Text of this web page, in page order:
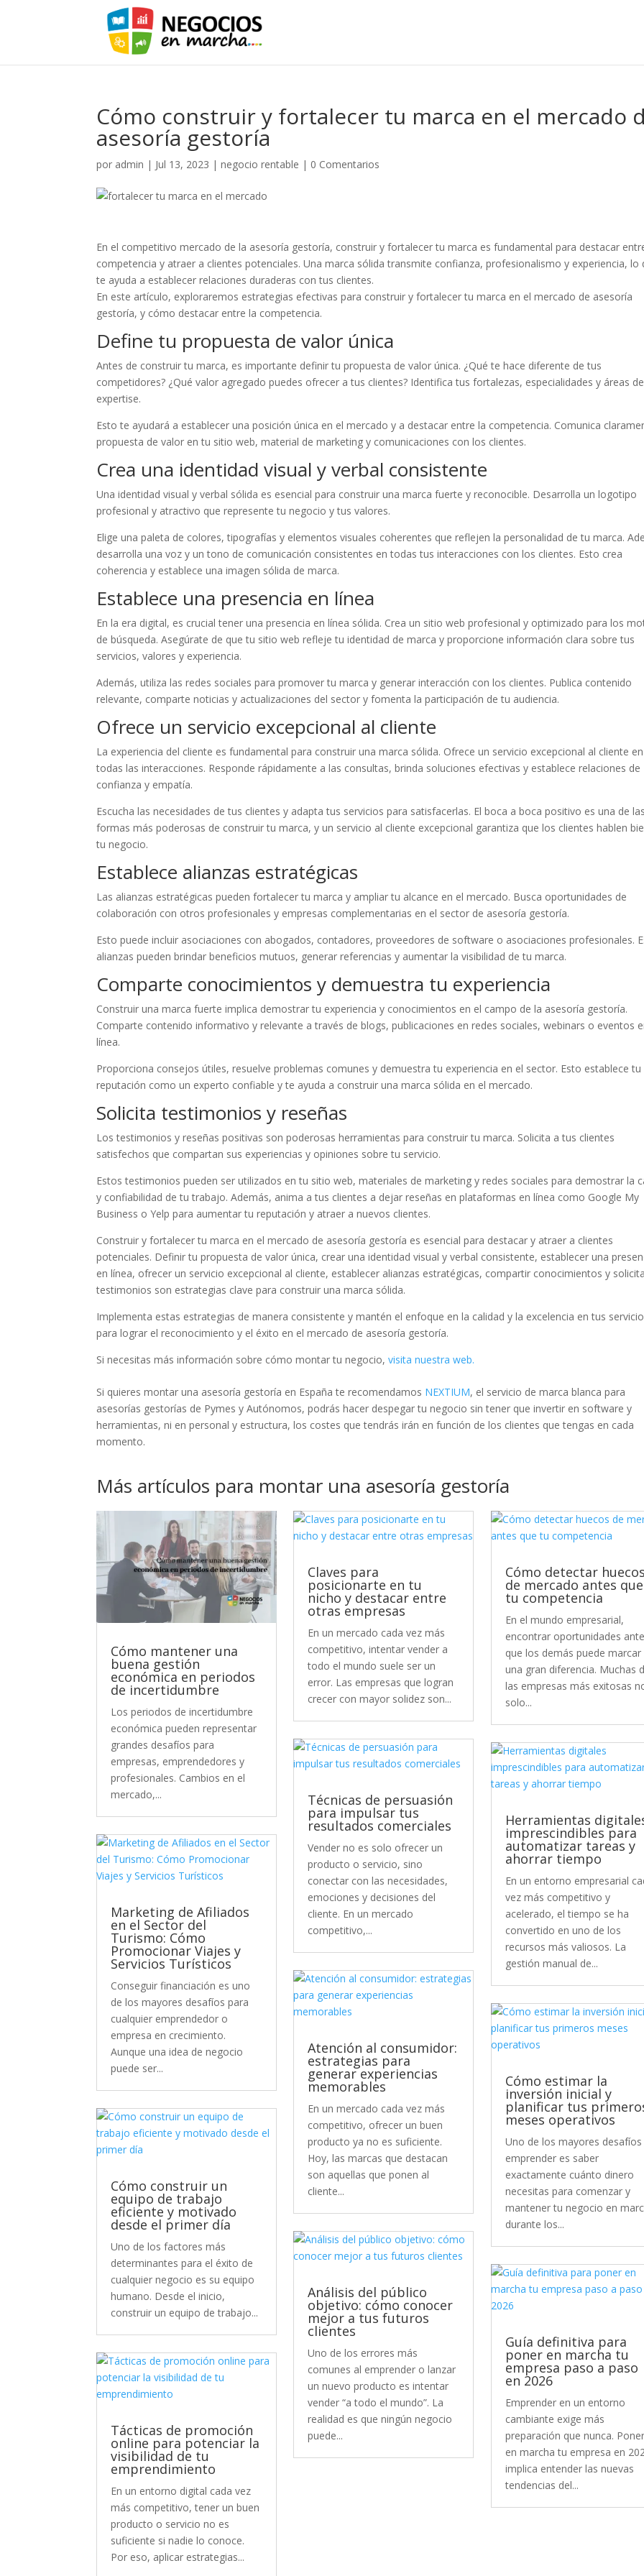
Cómo construir y fortalecer tu marca en el mercado
asesoría gestoría
por admin | Jul 13, 2023 |negocio rentable | 0 Comentarios
En el competitivo mercado de la asesoría gestoría, construir y fortalecer tu marca es fundamental para destacar
competencia y atraer a clientes potenciales. Una marca sólida transmite confianza, profesionalismo y experiencia, lo
te ayuda a establecer relaciones duraderas con tus clientes.
En este artículo, exploraremos estrategias efectivas para construir y fortalecer tu marca en el mercado de asesoría
gestoría, y cómo destacar entre la competencia.
Define tu propuesta de valor única
Antes de construir tu marca, es importante definir tu propuesta de valor única. ¿Qué te hace diferente de tus
competidores? ¿Qué valor agregado puedes ofrecer a tus clientes? Identifica tus fortalezas, especialidades y áreas de
expertise.
Esto te ayudará a establecer una posición única en el mercado y a destacar entre la competencia. Comunica
propuesta de valor en tu sitio web, material de marketing y comunicaciones con los clientes.
Crea una identidad visual y verbal consistente
Una identidad visual y verbal sólida es esencial para construir una marca fuerte y reconocible. Desarrolla un logotipo
profesional y atractivo que represente tu negocio y tus valores.
Elige una paleta de colores, tipografías y elementos visuales coherentes que reflejen la personalidad de tu marca.
desarrolla una voz y un tono de comunicación consistentes en todas tus interacciones con los clientes. Esto crea
coherencia y establece una imagen sólida de marca.
Establece una presencia en línea
En la era digital, es crucial tener una presencia en línea sólida. Crea un sitio web profesional y optimizado para los
de búsqueda. Asegúrate de que tu sitio web refleje tu identidad de marca y proporcione información clara sobre tus
servicios, valores y experiencia.
Además, utiliza las redes sociales para promover tu marca y generar interacción con los clientes. Publica contenido
relevante, comparte noticias y actualizaciones del sector y fomenta la participación de tu audiencia.
Ofrece un servicio excepcional al cliente
La experiencia del cliente es fundamental para construir una marca sólida. Ofrece un servicio excepcional al cliente en
todas las interacciones. Responde rápidamente a las consultas, brinda soluciones efectivas y establece relaciones de
confianza y empatía.
Escucha las necesidades de tus clientes y adapta tus servicios para satisfacerlas. El boca a boca positivo es una de
formas más poderosas de construir tu marca, y un servicio al cliente excepcional garantiza que los clientes hablen
tu negocio.
Establece alianzas estratégicas
Las alianzas estratégicas pueden fortalecer tu marca y ampliar tu alcance en el mercado. Busca oportunidades de
colaboración con otros profesionales y empresas complementarias en el sector de asesoría gestoría.
Esto puede incluir asociaciones con abogados, contadores, proveedores de software o asociaciones profesionales.
alianzas pueden brindar beneficios mutuos, generar referencias y aumentar la visibilidad de tu marca.
Comparte conocimientos y demuestra tu experiencia
Construir una marca fuerte implica demostrar tu experiencia y conocimientos en el campo de la asesoría gestoría.
Comparte contenido informativo y relevante a través de blogs, publicaciones en redes sociales, webinars o eventos
línea.
Proporciona consejos útiles, resuelve problemas comunes y demuestra tu experiencia en el sector. Esto establece tu
reputación como un experto confiable y te ayuda a construir una marca sólida en el mercado.
Solicita testimonios y reseñas
Los testimonios y reseñas positivas son poderosas herramientas para construir tu marca. Solicita a tus clientes
satisfechos que compartan sus experiencias y opiniones sobre tu servicio.
Estos testimonios pueden ser utilizados en tu sitio web, materiales de marketing y redes sociales para demostrar la
y confiabilidad de tu trabajo. Además, anima a tus clientes a dejar reseñas en plataformas en línea como Google My
Business o Yelp para aumentar tu reputación y atraer a nuevos clientes.
Construir y fortalecer tu marca en el mercado de asesoría gestoría es esencial para destacar y atraer a clientes
potenciales. Definir tu propuesta de valor única, crear una identidad visual y verbal consistente, establecer una
en línea, ofrecer un servicio excepcional al cliente, establecer alianzas estratégicas, compartir conocimientos y
testimonios son estrategias clave para construir una marca sólida.
Implementa estas estrategias de manera consistente y mantén el enfoque en la calidad y la excelencia en tus
para lograr el reconocimiento y el éxito en el mercado de asesoría gestoría.
Si necesitas más información sobre cómo montar tu negocio, visita nuestra web.
Si quieres montar una asesoría gestoría en España te recomendamos NEXTIUM, el servicio de marca blanca para
asesorías gestorías de Pymes y Autónomos, podrás hacer despegar tu negocio sin tener que invertir en software y
herramientas, ni en personal y estructura, los costes que tendrás irán en función de los clientes que tengas en cada
momento.
Más artículos para montar una asesoría gestoría
Cómo mantener una
buena gestión
económica en periodos
de incertidumbre
Los periodos de incertidumbre
económica pueden representar
grandes desafíos para
empresas, emprendedores y
profesionales. Cambios en el
mercado,...
Marketing de Afiliados
en el Sector del
Turismo: Cómo
Promocionar Viajes y
Servicios Turísticos
Conseguir financiación es uno
de los mayores desafíos para
cualquier emprendedor o
empresa en crecimiento.
Aunque una idea de negocio
puede ser...
Cómo construir un
equipo de trabajo
eficiente y motivado
desde el primer día
Uno de los factores más
determinantes para el éxito de
cualquier negocio es su equipo
humano. Desde el inicio,
construir un equipo de trabajo...
Tácticas de promoción
online para potenciar la
visibilidad de tu
emprendimiento
En un entorno digital cada vez
más competitivo, tener un buen
producto o servicio no es
suficiente si nadie lo conoce.
Por eso, aplicar estrategias...
Claves para
posicionarte en tu
nicho y destacar entre
otras empresas
En un mercado cada vez más
competitivo, intentar vender a
todo el mundo suele ser un
error. Las empresas que logran
crecer con mayor solidez son...
Técnicas de persuasión
para impulsar tus
resultados comerciales
Vender no es solo ofrecer un
producto o servicio, sino
conectar con las necesidades,
emociones y decisiones del
cliente. En un mercado
competitivo,...
Atención al consumidor:
estrategias para
generar experiencias
memorables
En un mercado cada vez más
competitivo, ofrecer un buen
producto ya no es suficiente.
Hoy, las marcas que destacan
son aquellas que ponen al
cliente...
Análisis del público
objetivo: cómo conocer
mejor a tus futuros
clientes
Uno de los errores más
comunes al emprender o lanzar
un nuevo producto es intentar
vender “a todo el mundo”. La
realidad es que ningún negocio
puede...
Cómo detectar
de mercado antes que
tu competencia
En el mundo empresarial,
encontrar oportunidades
que los demás puede marcar
una gran diferencia. Muchas
las empresas más exitosas
solo...
Herramientas
imprescindibles para
automatizar tareas y
ahorrar tiempo
En un entorno empresarial
vez más competitivo y
acelerado, el tiempo se ha
convertido en uno de los
recursos más valiosos. La
gestión manual de...
Cómo estimar la
inversión inicial y
planificar tus
meses operativos
Uno de los mayores desafíos
emprender es saber
exactamente cuánto dinero
necesitas para comenzar y
mantener tu negocio en
durante los...
Guía definitiva para
poner en marcha tu
empresa paso a paso
en 2026
Emprender en un entorno
cambiante exige más
preparación que nunca. Poner
en marcha tu empresa en
implica entender las nuevas
tendencias del...